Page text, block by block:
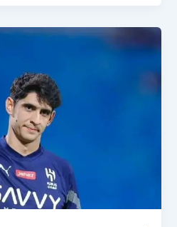
في
القمة..
والزعيم
يبحث